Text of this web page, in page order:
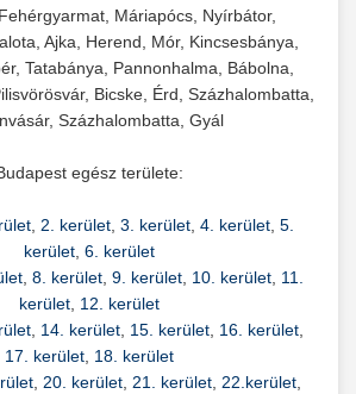
Máriapócs, Nyírbátor,
Ajka, Herend, Mór, Kincsesbánya,
Tatabánya, Pannonhalma, Bábolna,
Bicske, Érd, Százhalombatta,
Százhalombatta, Gyál
egész területe:
2. kerület 3. kerület 4. kerület 5.
kerület 6. kerület
, 8. kerület, 9. kerület, 10. kerület, 11.
kerület 12. kerület
14. kerület 15. kerület 16. kerület
17. kerület 18. kerület
20. kerület 21. kerület 22.kerület